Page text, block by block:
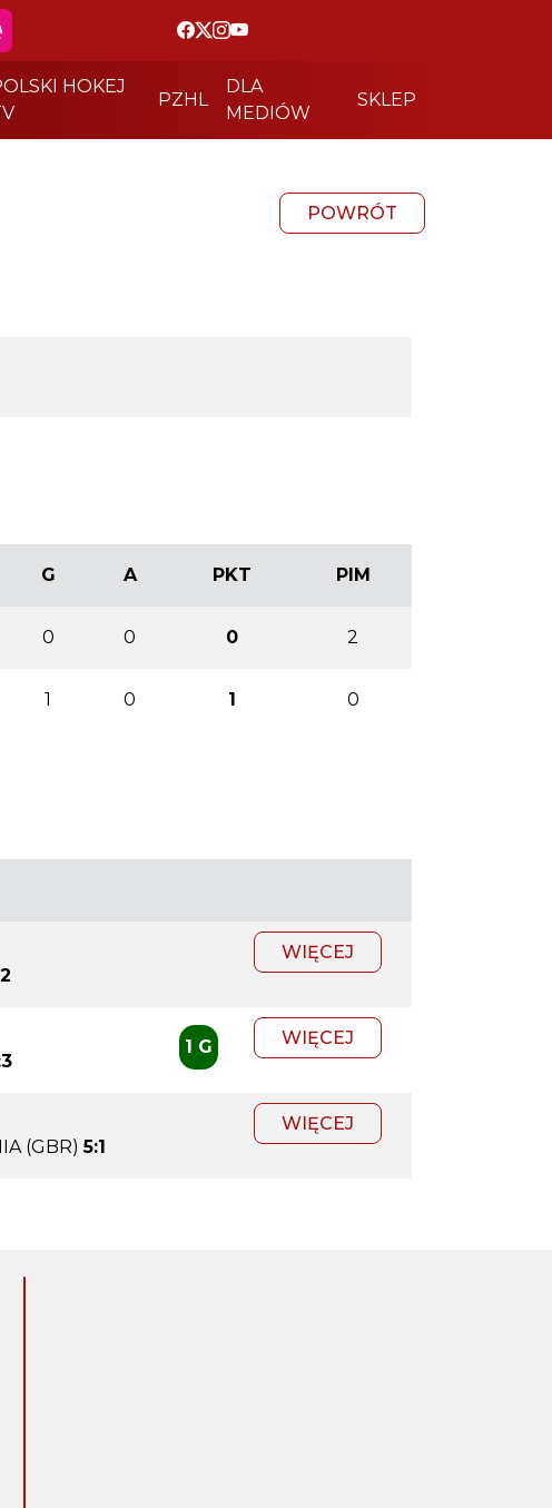
HOKEJ
PZHL
DLA
MEDIÓW
SKLEP
POWRÓT
G A PKT PIM
0 0 0 2
1 0 1 0
WIĘCEJ
1 G WIĘCEJ
(GBR) 5:1
WIĘCEJ